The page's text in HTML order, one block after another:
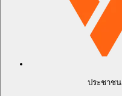
ประชาชน